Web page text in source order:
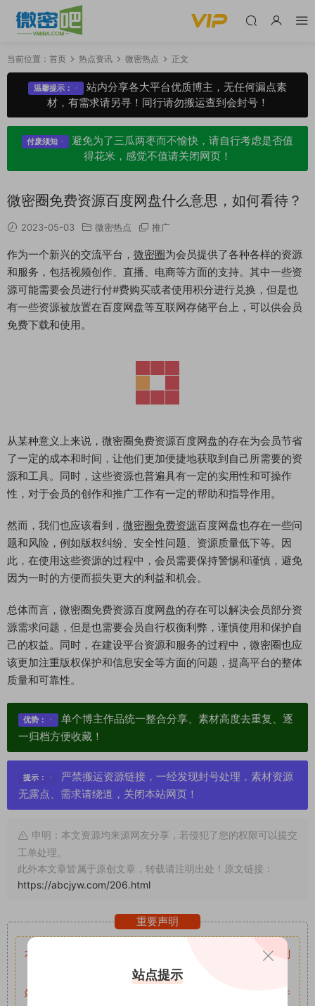
当前位置： 首页 热点资讯 微密热点 正文
温馨提示：
站内分享各大平台优质博主，无任何漏点素
材，有需求请另寻！同行请勿搬运查到会封号！
付废须知
避免为了三瓜两枣而不愉快，请自行考虑是否值
得花米，感觉不值请关闭网页！
微密圈免费资源百度网盘什么意思，如何看待？
2023-05-03 微密热点 推广
作为一个新兴的交流平台， 微密圈为会员提供了各种各样的资源
和服务，包括视频创作、直播、电商等方面的支持。其中一些资
源可能需要会员进行付#费购买或者使用积分进行兑换，但是也
有一些资源被放置在百度网盘等互联网存储平台上，可以供会员
免费下载和使用。
从某种意义上来说，微密圈免费资源百度网盘的存在为会员节省
了一定的成本和时间，让他们更加便捷地获取到自己所需要的资
源和工具。同时，这些资源也普遍具有一定的实用性和可操作
性，对于会员的创作和推广工作有一定的帮助和指导作用。
然而，我们也应该看到， 微密圈免费资源百度网盘也存在一些问
题和风险，例如版权纠纷、安全性问题、资源质量低下等。因
此，在使用这些资源的过程中，会员需要保持警惕和谨慎，避免
因为一时的方便而损失更大的利益和机会。
总体而言，微密圈免费资源百度网盘的存在可以解决会员部分资
源需求问题，但是也需要会员自行权衡利弊，谨慎使用和保护自
己的权益。同时，在建设平台资源和服务的过程中，微密圈也应
该更加注重版权保护和信息安全等方面的问题，提高平台的整体
质量和可靠性。
优势：
单个博主作品统一整合分享、素材高度去重复、逐
一归档方便收藏！
提示：
严禁搬运资源链接，一经发现封号处理，素材资源
无露点、需求请绕道，关闭本站网页！
申明：本文资源均来源网友分享，若侵犯了您的权限可以提交
工单处理。
此外本文章皆属于原创文章，转载请注明出处！原文链接：
https://abcjyw.com/206.html
重要声明
本站资源均来自网络分享，如有侵犯你的权益请私信留言收到
留言后，我们会第一时间进行审核后删除。
站内资源为网友个人学习或测试研究使用，未经原版权作者许
站点提示